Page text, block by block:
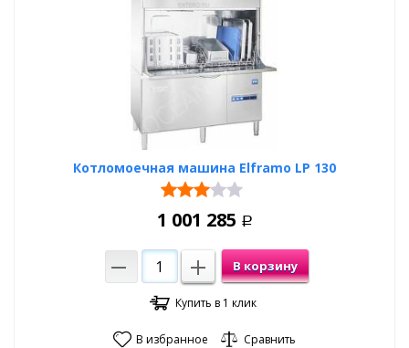
Котломоечная машина Elframo LP 130
1 001 285 Р
В корзину
Купить в 1 клик
В избранное Сравнить